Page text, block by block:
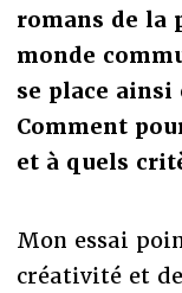
romans de la
monde
se place
Comment
et à quels
Mon essai
créativité et